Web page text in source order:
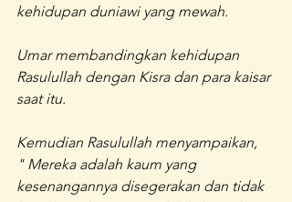
kehidupan duniawi yang mewah.
Umar membandingkan kehidupan
Rasulullah dengan Kisra dan para kaisar
saat itu.
Kemudian Rasulullah menyampaikan,
" Mereka adalah kaum yang
kesenangannya disegerakan dan tidak